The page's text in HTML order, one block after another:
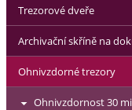
Trezorové dveře
Archivační skříně na
Ohnivzdorné trezory
Ohnivzdornost 30